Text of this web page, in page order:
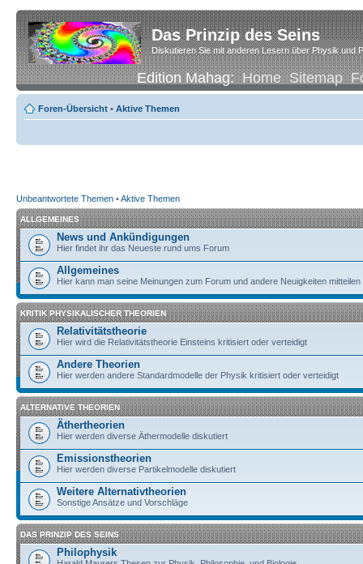
Das Prinzip des Seins
Diskutieren Sie mit anderen Lesern über Physik und
Edition Mahag:Home Sitemap
Foren-Übersicht • Aktive Themen
Unbeantwortete Themen •Aktive Themen
ALLGEMEINES
News und Ankündigungen
Hier findet ihr das Neueste rund ums Forum
Allgemeines
Hier kann man seine Meinungen zum Forum und andere Neuigkeiten mitteilen
KRITIK PHYSIKALISCHER THEORIEN
Relativitätstheorie
Hier wird die Relativitätstheorie Einsteins kritisiert oder verteidigt
Andere Theorien
Hier werden andere Standardmodelle der Physik kritisiert oder verteidigt
ALTERNATIVE THEORIEN
Äthertheorien
Hier werden diverse Äthermodelle diskutiert
Emissionstheorien
Hier werden diverse Partikelmodelle diskutiert
Weitere Alternativtheorien
Sonstige Ansätze und Vorschläge
DAS PRINZIP DES SEINS
Philophysik